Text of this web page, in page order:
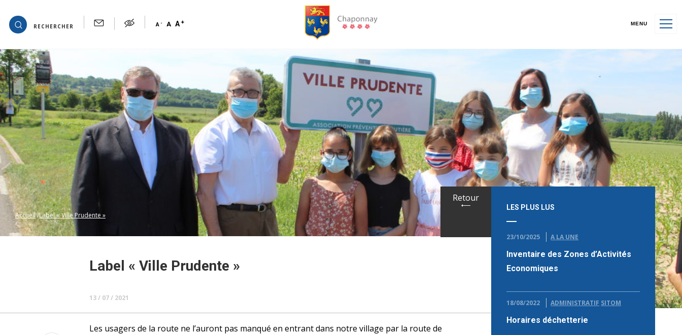
RECHERCHER A - A A+ MENU
Accueil Label « Ville Prudente »
Label « Ville Prudente »
13 / 07 / 2021
Les usagers de la route ne l’auront pas manqué en entrant dans notre village par la route de
Retour
LES PLUS LUS
23/10/2025 A LA UNE
Inventaire des Zones d’Activités
Economiques
18/08/2022 ADMINISTRATIF SITOM
Horaires déchetterie